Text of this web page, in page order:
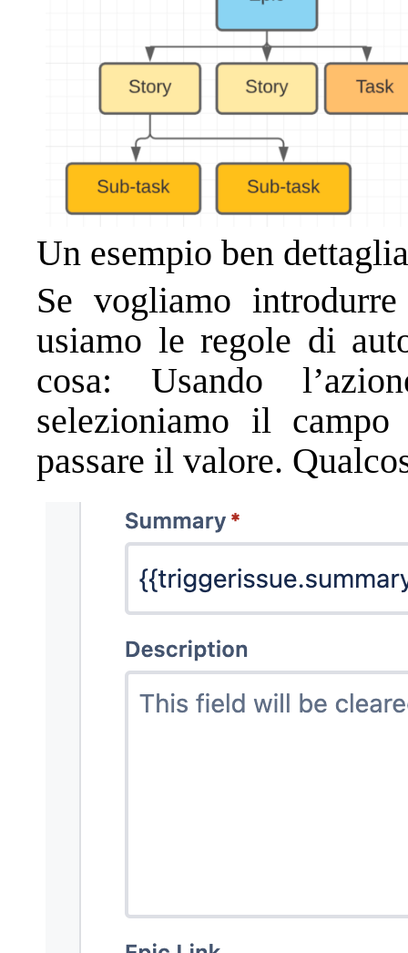
Un esempio ben
Se vogliamo
usiamo le regole di
cosa: Usando
selezioniamo il
passare il valore.